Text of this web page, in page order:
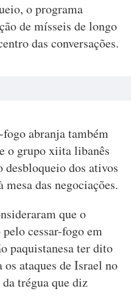
o programa
de mísseis de longo
das conversações.
fogo abranja também
o grupo xiita libanês
dos ativos
mesa das negociações.
que o
cessar-fogo em
paquistanesa ter dito
ataques de Israel no
trégua que diz